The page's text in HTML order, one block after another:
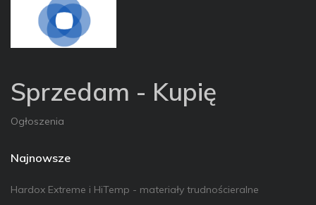
Sprzedam - Kupię
Ogłoszenia
Najnowsze
Hardox Extreme i HiTemp - materiały trudnościeralne